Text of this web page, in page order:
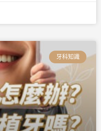
牙科知識